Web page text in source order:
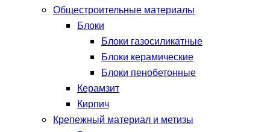
Общестроительные материалы
Блоки
Блоки газосиликатные
Блоки керамические
Блоки пенобетонные
Керамзит
Кирпич
Крепежный материал и метизы